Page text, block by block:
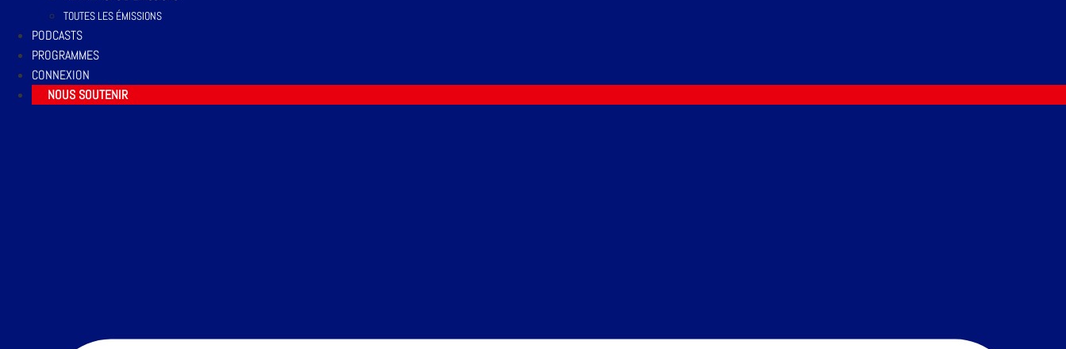
TOUTES LES ÉMISSIONS
PODCASTS
PROGRAMMES
CONNEXION
NOUS SOUTENIR